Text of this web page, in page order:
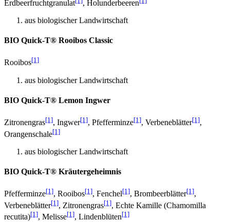
Erdbeerfruchtgranulat , Holunderbeeren
aus biologischer Landwirtschaft
BIO Quick-T® Rooibos Classic
Rooibos[1]
aus biologischer Landwirtschaft
BIO Quick-T® Lemon Ingwer
Zitronengras[1], Ingwer[1], Pfefferminze[1], Verbeneblätter[1],
Orangenschale[1]
aus biologischer Landwirtschaft
BIO Quick-T® Kräutergeheimnis
Pfefferminze[1], Rooibos[1], Fenchel[1], Brombeerblätter[1],
Verbeneblätter[1], Zitronengras[1], Echte Kamille (Chamomilla
recutita)[1], Melisse[1], Lindenblüten[1]